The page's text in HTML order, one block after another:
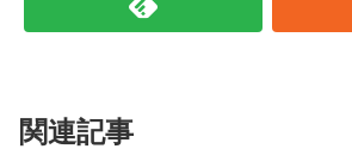
関連記事